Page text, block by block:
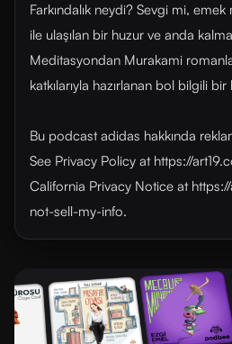
Farkındalık neydi? Sevgi mi,
ile ulaşılan bir huzur ve anda
Meditasyondan Murakami
katkılarıyla hazırlanan bol bilgili
Bu podcast adidas hakkında
See Privacy Policy at https://
California Privacy Notice at
not-sell-my-info.